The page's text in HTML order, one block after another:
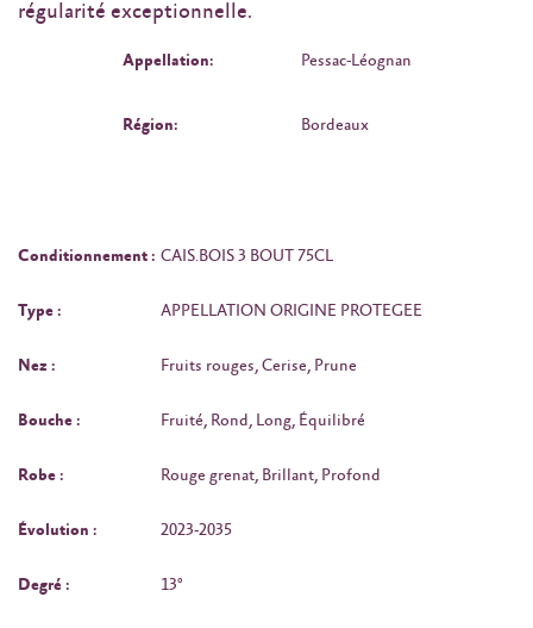
régularité exceptionnelle.
Appellation: Pessac-Léognan
Région: Bordeaux
Conditionnement : CAIS.BOIS 3 BOUT 75CL
Type : APPELLATION ORIGINE PROTEGEE
Nez : Fruits rouges, Cerise, Prune
Bouche : Fruité, Rond, Long, Équilibré
Robe : Rouge grenat, Brillant, Profond
Évolution : 2023-2035
Degré : 13°